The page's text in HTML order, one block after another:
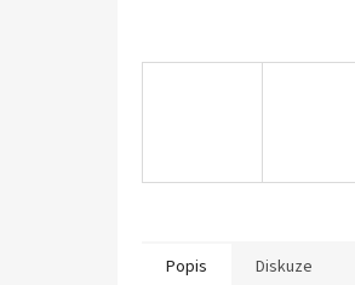
Popis Diskuze